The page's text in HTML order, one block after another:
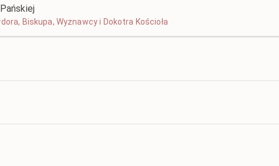
Biskupa, Wyznawcy i Dokotra Kościoła